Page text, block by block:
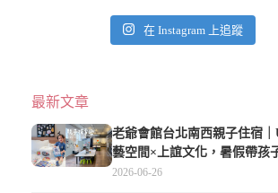
在 Instagram 上追蹤
最新文章
老爺會館台北南西親子住宿｜
藝空間×上誼文化，暑假帶孩
2026-06-26